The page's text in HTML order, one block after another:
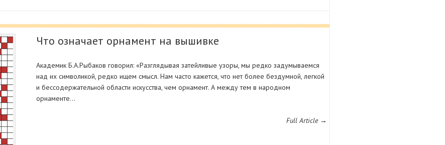
Что означает орнамент на вышивке
Академик Б.А.Рыбаков говорил: «Разглядывая затейливые узоры, мы редко задумываемся
над их символикой, редко ищем смысл. Нам часто кажется, что нет более бездумной, легкой
и бессодержательной области искусства, чем орнамент. А между тем в народном
орнаменте…
Full Article →